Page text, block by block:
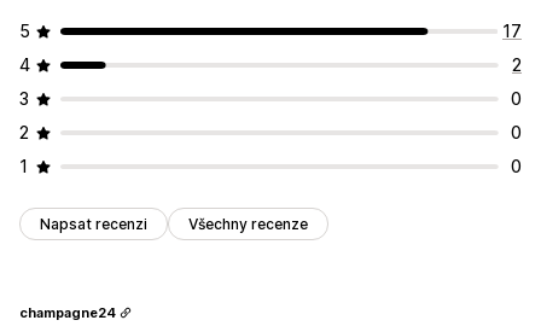
5
17
4
2
3
0
2
0
1
0
Napsat recenzi Všechny recenze
champagne24